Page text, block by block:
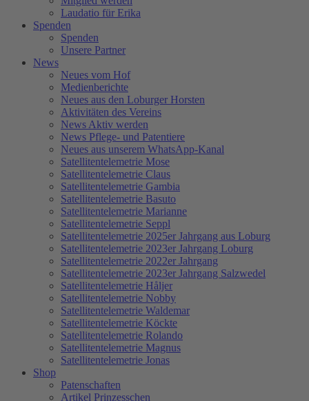
Laudatio für Erika
Spenden
Spenden
Unsere Partner
News
Neues vom Hof
Medienberichte
Neues aus den Loburger Horsten
Aktivitäten des Vereins
News Aktiv werden
News Pflege- und Patentiere
Neues aus unserem WhatsApp-Kanal
Satellitentelemetrie Mose
Satellitentelemetrie Claus
Satellitentelemetrie Gambia
Satellitentelemetrie Basuto
Satellitentelemetrie Marianne
Satellitentelemetrie Seppl
Satellitentelemetrie 2025er Jahrgang aus Loburg
Satellitentelemetrie 2023er Jahrgang Loburg
Satellitentelemetrie 2022er Jahrgang
Satellitentelemetrie 2023er Jahrgang Salzwedel
Satellitentelemetrie Håljer
Satellitentelemetrie Nobby
Satellitentelemetrie Waldemar
Satellitentelemetrie Köckte
Satellitentelemetrie Rolando
Satellitentelemetrie Magnus
Satellitentelemetrie Jonas
Shop
Patenschaften
Artikel Prinzesschen